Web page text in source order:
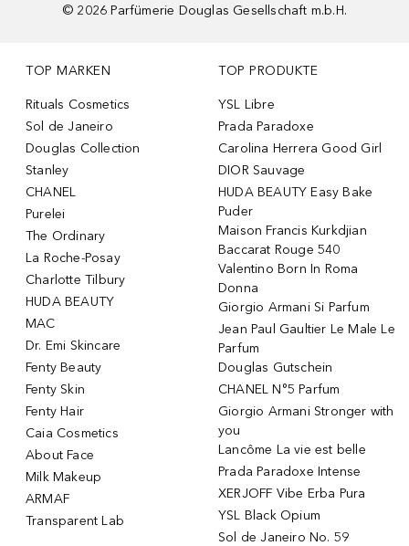
© 2026 Parfümerie Douglas Gesellschaft m.b.H.
TOP MARKEN
Rituals Cosmetics
Sol de Janeiro
Douglas Collection
Stanley
CHANEL
Purelei
The Ordinary
La Roche-Posay
Charlotte Tilbury
HUDA BEAUTY
MAC
Dr. Emi Skincare
Fenty Beauty
Fenty Skin
Fenty Hair
Caia Cosmetics
About Face
Milk Makeup
ARMAF
Transparent Lab
TOP PRODUKTE
YSL Libre
Prada Paradoxe
Carolina Herrera Good Girl
DIOR Sauvage
HUDA BEAUTY Easy Bake
Puder
Maison Francis Kurkdjian
Baccarat Rouge 540
Valentino Born In Roma
Donna
Giorgio Armani Si Parfum
Jean Paul Gaultier Le Male Le
Parfum
Douglas Gutschein
CHANEL N°5 Parfum
Giorgio Armani Stronger with
you
Lancôme La vie est belle
Prada Paradoxe Intense
XERJOFF Vibe Erba Pura
YSL Black Opium
Sol de Janeiro No. 59